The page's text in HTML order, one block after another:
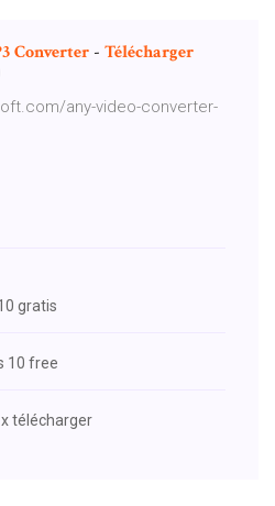
Converter - Télécharger
any-video-converter-
gratis
10 free
télécharger